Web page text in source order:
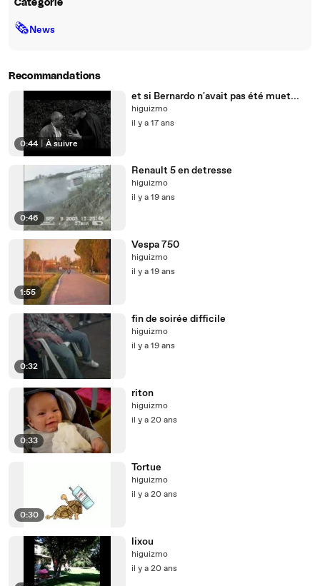
Catégorie
🗞News
Recommandations
0:44 À suivre
et si Bernardo n'avait pas été muet...
higuizmo
il y a 17 ans
0:46
Renault 5 en detresse
higuizmo
il y a 19 ans
1:55
Vespa 750
higuizmo
il y a 19 ans
0:32
fin de soirée difficile
higuizmo
il y a 19 ans
0:33
riton
higuizmo
il y a 20 ans
0:30
Tortue
higuizmo
il y a 20 ans
lixou
higuizmo
il y a 20 ans